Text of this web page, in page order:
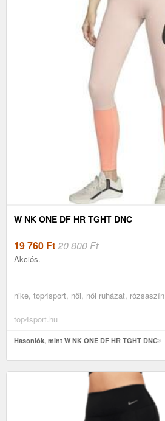
W NK ONE DF HR TGHT DNC
19 760 Ft20 800 Ft
Akciós.
nike, top4sport, női, női ruházat, rózsaszín
top4sport.hu
Hasonlók, mint W NK ONE DF HR TGHT DNC